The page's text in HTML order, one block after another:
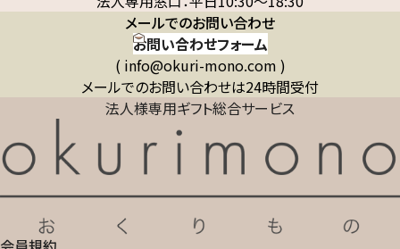
メールでのお問い合わせ
お問い合わせフォーム
( info@okuri-mono.com )
メールでのお問い合わせは24時間受付
法人様専用ギフト総合サービス